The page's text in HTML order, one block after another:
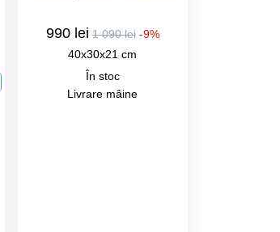
990 lei 1 090 lei -9%
40x30x21 cm
În stoc
Livrare mâine